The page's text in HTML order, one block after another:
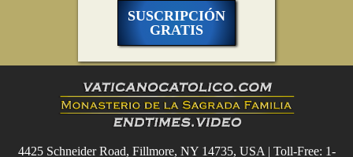
SUSCRIPCIÓN
GRATIS
4425 Schneider Road, Fillmore, NY 14735, USA | Toll-Free: 1-